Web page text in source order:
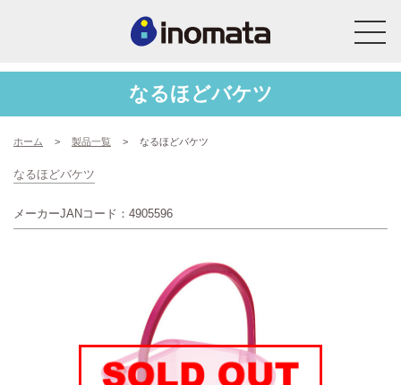
なるほどバケツ
ホーム > 製品一覧 > なるほどバケツ
なるほどバケツ
メーカーJANコード：4905596